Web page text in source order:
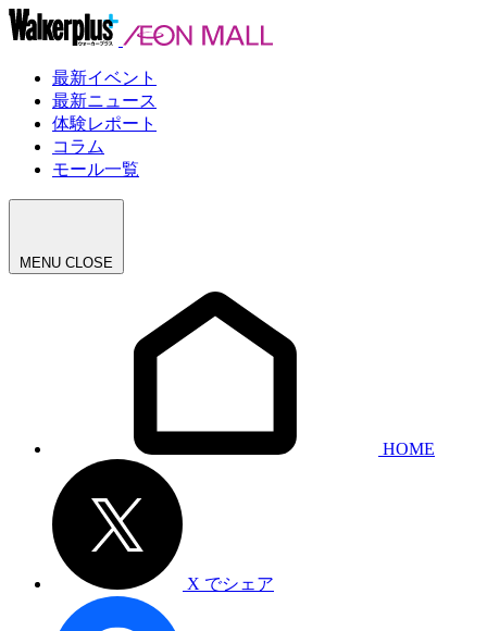
最新イベント
最新ニュース
体験レポート
コラム
モール一覧
MENU CLOSE
HOME
X でシェア